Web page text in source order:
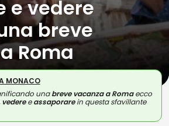
e vedere
breve
Roma
MONACO
unabreve vacanza a Romaecco
vedereeassaporarein questa sfavillante